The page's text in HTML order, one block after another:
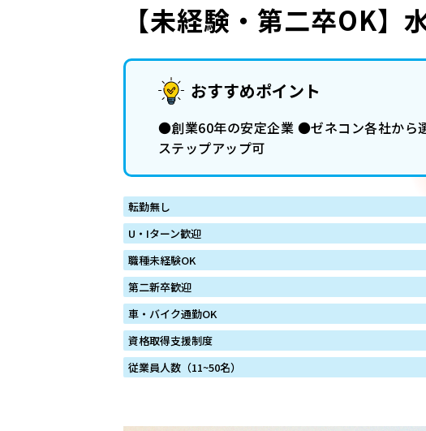
【未経験・第二卒OK】
おすすめポイント
●創業60年の安定企業 ●ゼネコン各社から
ステップアップ可
転勤無し
U・Iターン歓迎
職種未経験OK
第二新卒歓迎
車・バイク通勤OK
資格取得支援制度
従業員人数（11~50名）